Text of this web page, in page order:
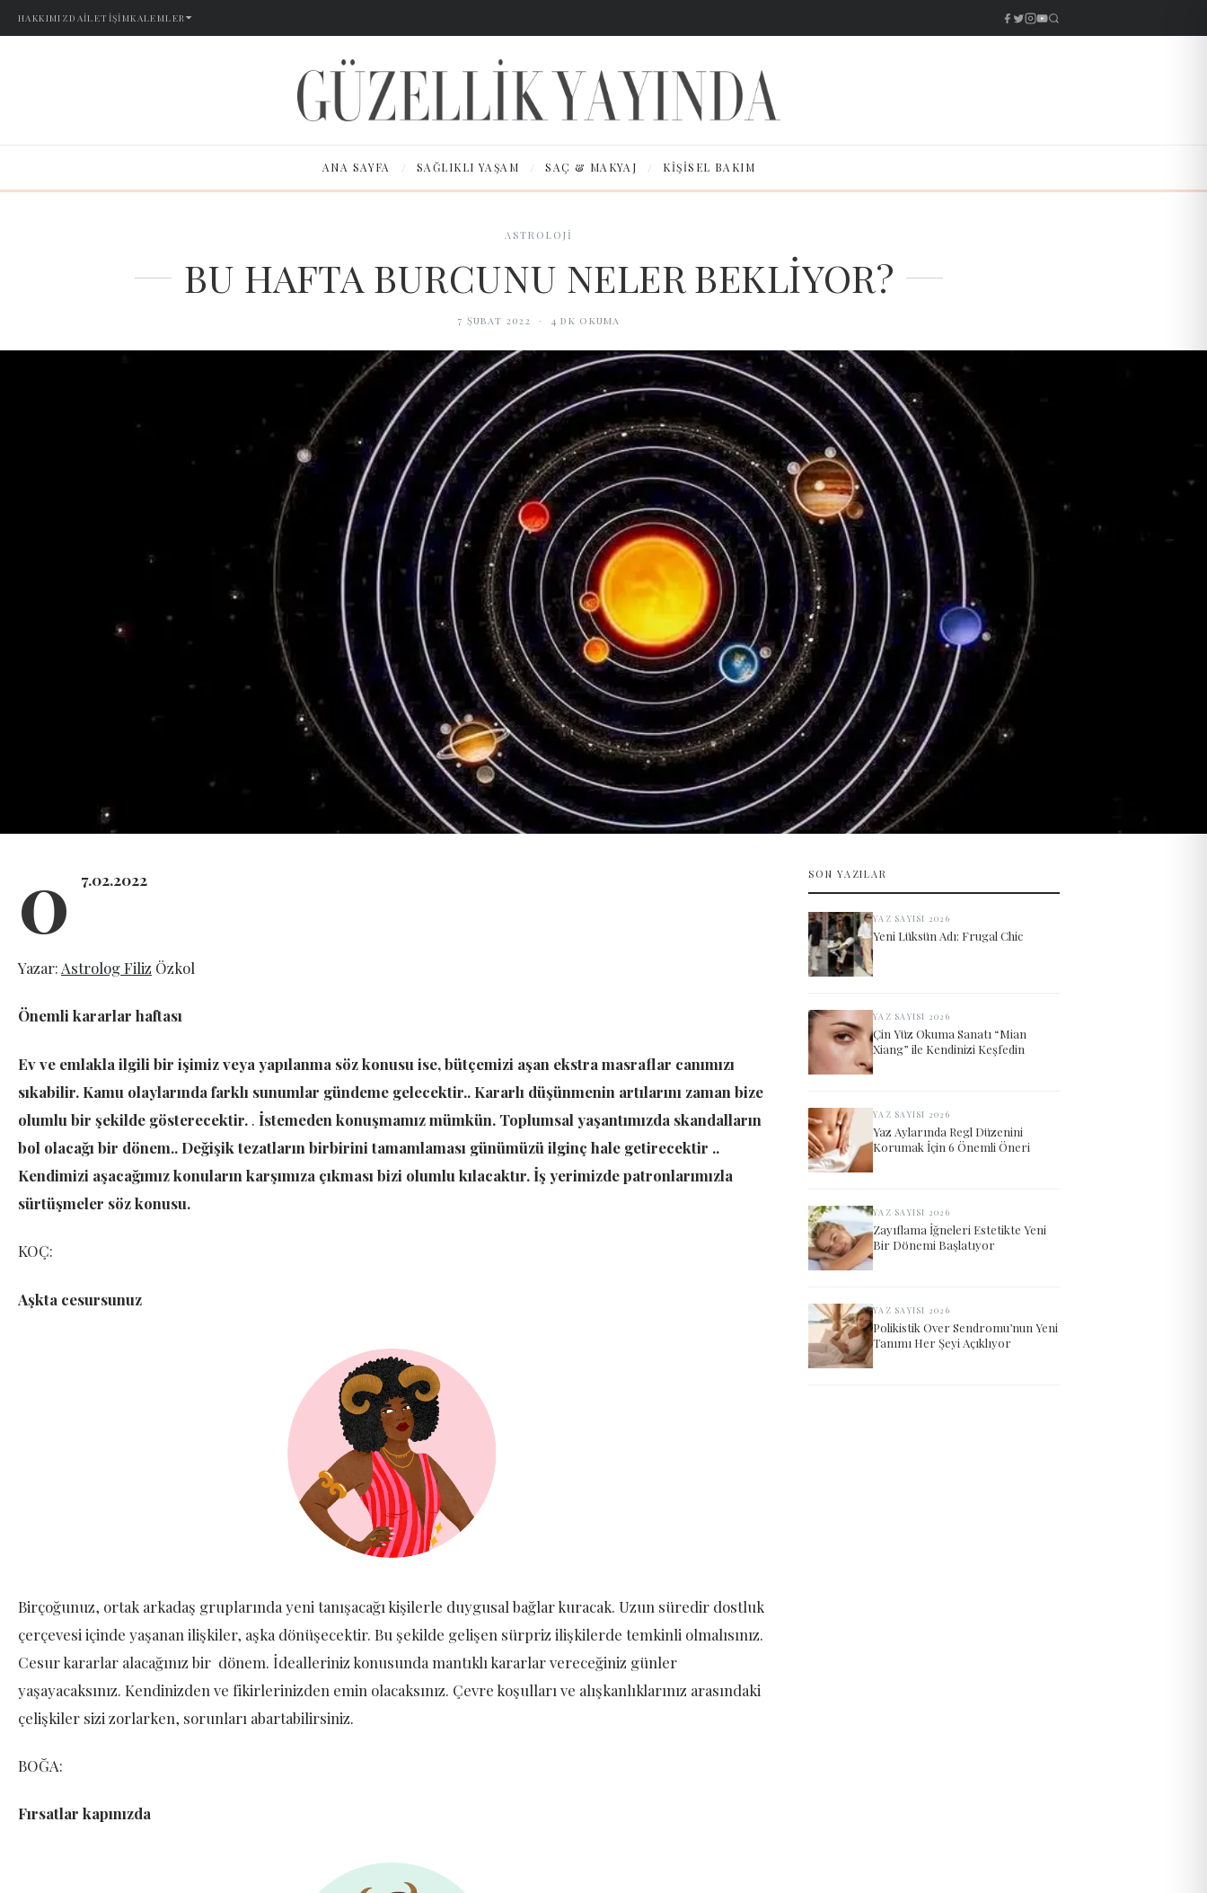
HAKKIMIZDAİLETIŞIMKALEMLER
ANA SAYFA / SAĞLIKLI YAŞAM / SAÇ & MAKYAJ / KIŞISEL BAKIM
ASTROLOJİ
BU HAFTA BURCUNU NELER BEKLİYOR?
7 Şubat 2022 · 4 dk okuma
0 7.02.2022
Yazar: Astrolog Filiz Özkol
Önemli kararlar haftası
Ev ve emlakla ilgili bir işimiz veya yapılanma söz konusu ise, bütçemizi aşan ekstra masraflar canımızı
sıkabilir. Kamu olaylarında farklı sunumlar gündeme gelecektir.. Kararlı düşünmenin artılarını zaman bize
olumlu bir şekilde gösterecektir. . İstemeden konuşmamız mümkün. Toplumsal yaşantımızda skandalların
bol olacağı bir dönem.. Değişik tezatların birbirini tamamlaması günümüzü ilginç hale getirecektir ..
Kendimizi aşacağımız konuların karşımıza çıkması bizi olumlu kılacaktır. İş yerimizde patronlarımızla
sürtüşmeler söz konusu.
KOÇ:
Aşkta cesursunuz
Birçoğunuz, ortak arkadaş gruplarında yeni tanışacağı kişilerle duygusal bağlar kuracak. Uzun süredir dostluk
çerçevesi içinde yaşanan ilişkiler, aşka dönüşecektir. Bu şekilde gelişen sürpriz ilişkilerde temkinli olmalısınız.
Cesur kararlar alacağınız bir dönem. İdealleriniz konusunda mantıklı kararlar vereceğiniz günler
yaşayacaksınız. Kendinizden ve fikirlerinizden emin olacaksınız. Çevre koşulları ve alışkanlıklarınız arasındaki
çelişkiler sizi zorlarken, sorunları abartabilirsiniz.
BOĞA:
Fırsatlar kapınızda
SON YAZILAR
YAZ SAYISI 2026
Yeni Lüksün Adı: Frugal Chic
YAZ SAYISI 2026
Çin Yüz Okuma Sanatı “Mian
Xiang” ile Kendinizi Keşfedin
YAZ SAYISI 2026
Yaz Aylarında Regl Düzenini
Korumak İçin 6 Önemli Öneri
YAZ SAYISI 2026
Zayıflama İğneleri Estetikte Yeni
Bir Dönemi Başlatıyor
YAZ SAYISI 2026
Polikistik Over Sendromu’nun Yeni
Tanımı Her Şeyi Açıklıyor